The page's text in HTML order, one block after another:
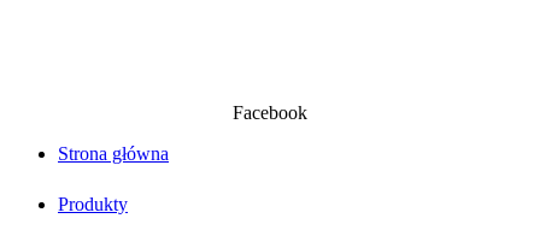
Facebook
Strona główna
Produkty